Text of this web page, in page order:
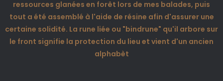
ressources glanées en forêt lors de mes balades, puis
tout a été assemblé à l'aide de résine afin d'assurer une
certaine solidité. La rune liée ou "bindrune" qu'il arbore sur
le front signifie la protection du lieu et vient d'un ancien
alphabèt